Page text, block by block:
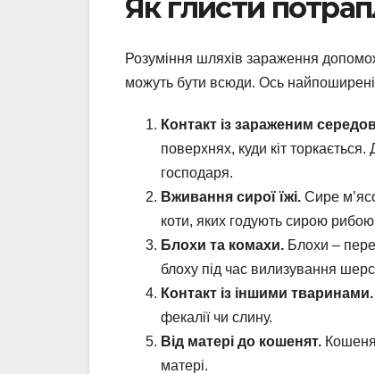
Як глисти
Розуміння шляхів зараження
можуть бути всюди. Ось
Контакт із зараженим
поверхнях, куди кіт
господаря.
Вживання сирої їжі. Сире
коти, яких годують сирою
Блохи та комахи. Блохи –
блоху під час вилизування
Контакт із іншими тваринами.
фекалії чи слину.
Від матері до кошенят.
матері.